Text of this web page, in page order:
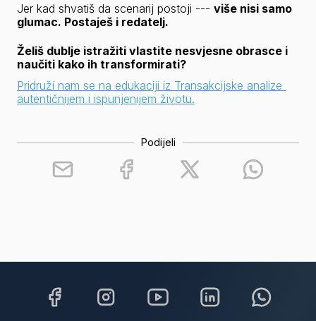
Jer kad shvatiš da scenarij postoji --- više nisi samo
glumac. Postaješ i redatelj.
Želiš dublje istražiti vlastite nesvjesne obrasce i
naučiti kako ih transformirati?
Pridruži nam se na edukaciji iz Transakcijske analize
autentičnijem i ispunjenijem životu.
Podijeli